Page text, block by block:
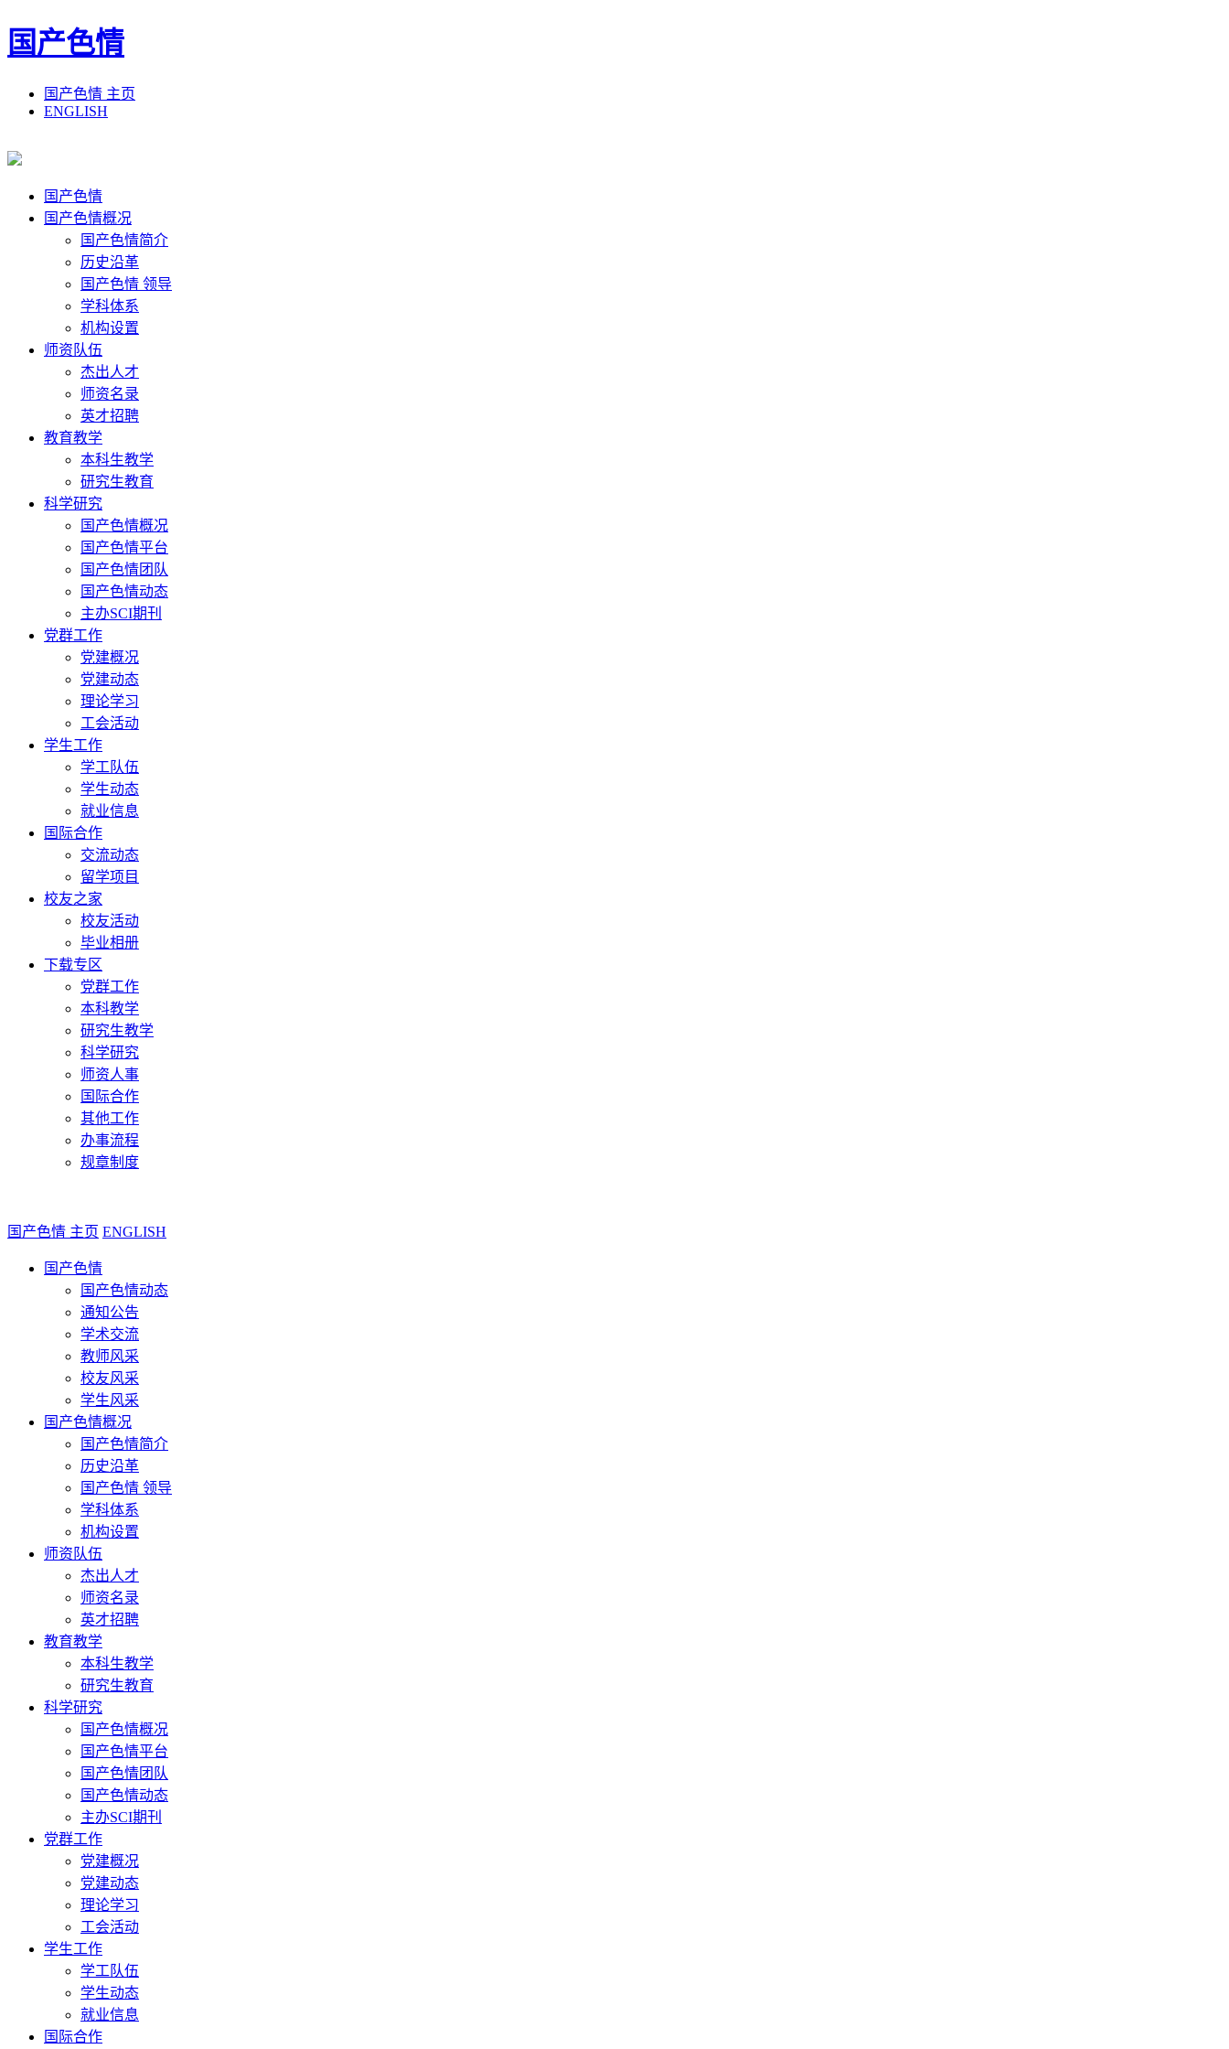
国产色情
国产色情 主页
ENGLISH
国产色情
国产色情概况
国产色情简介
历史沿革
国产色情 领导
学科体系
机构设置
师资队伍
杰出人才
师资名录
英才招聘
教育教学
本科生教学
研究生教育
科学研究
国产色情概况
国产色情平台
国产色情团队
国产色情动态
主办SCI期刊
党群工作
党建概况
党建动态
理论学习
工会活动
学生工作
学工队伍
学生动态
就业信息
国际合作
交流动态
留学项目
校友之家
校友活动
毕业相册
下载专区
党群工作
本科教学
研究生教学
科学研究
师资人事
国际合作
其他工作
办事流程
规章制度
国产色情 主页 ENGLISH
国产色情
国产色情动态
通知公告
学术交流
教师风采
校友风采
学生风采
国产色情概况
国产色情简介
历史沿革
国产色情 领导
学科体系
机构设置
师资队伍
杰出人才
师资名录
英才招聘
教育教学
本科生教学
研究生教育
科学研究
国产色情概况
国产色情平台
国产色情团队
国产色情动态
主办SCI期刊
党群工作
党建概况
党建动态
理论学习
工会活动
学生工作
学工队伍
学生动态
就业信息
国际合作